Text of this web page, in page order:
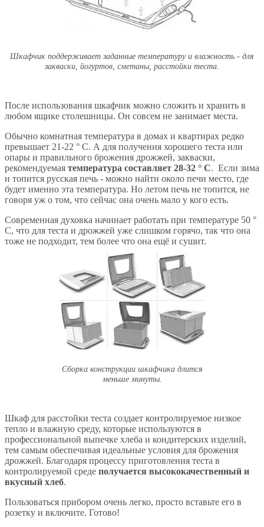
Шкафчик поддерживает заданные температуру и влажность - для
закваски, йогуртов, сметаны, расстойки теста.
После использования шкафчик можно сложить и хранить в
любом ящике столешницы. Он совсем не занимает места.
Обычно комнатная температура в домах и квартирах редко
превышает 21-22 ° C. А для получения хорошего теста или
опары и правильного брожения дрожжей, закваски,
рекомендуемая температура составляет 28-32 ° C. Если зима
и топится русская печь - можно найти около печи место, где
будет именно эта температура. Но летом печь не топится, не
говоря уж о том, что сейчас она очень мало у кого есть.
Современная духовка начинает работать при температуре 50 °
C, что для теста и дрожжей уже слишком горячо, так что она
тоже не подходит, тем более что она ещё и сушит.
Сборка конструкции шкафчика длится
меньше минуты.
Шкаф для расстойки теста создает контролируемое низкое
тепло и влажную среду, которые используются в
профессиональной выпечке хлеба и кондитерских изделий,
тем самым обеспечивая идеальные условия для брожения
дрожжей. Благодаря процессу приготовления теста в
контролируемой среде получается высококачественный и
вкусный хлеб.
Пользоваться прибором очень легко, просто вставьте его в
розетку и включите. Готово!